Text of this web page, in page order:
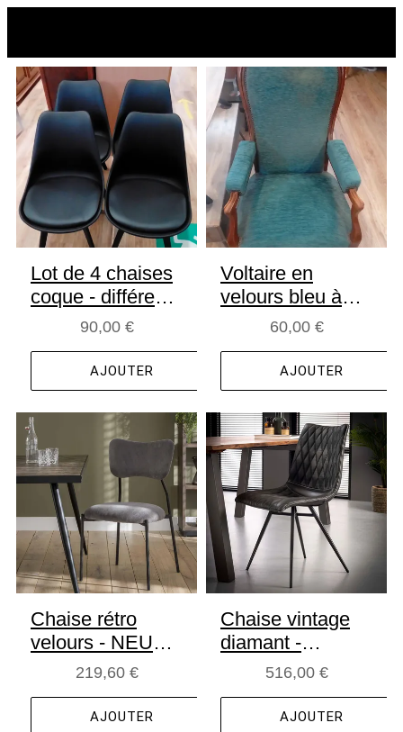
Lot de 4 chaises
coque - différents
coloris90,00 €
AJOUTER
Voltaire en
velours bleu à
crémaillère -
60,00 €
AJOUTER
Chaise rétro
velours - NEUF
DESTOCK
219,60 €
AJOUTER
Chaise vintage
diamant -
NEUVE516,00 €
AJOUTER